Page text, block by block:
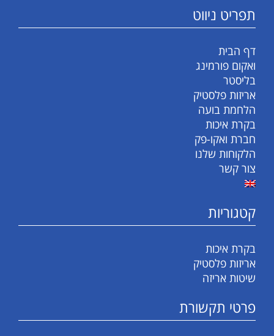
תפריט ניווט
דף הבית
ואקום פורמינג
בליסטר
אריזות פלסטיק
הלחמת בועה
בקרת איכות
חברת ואקו-פק
הלקוחות שלנו
צור קשר
קטגוריות
בקרת איכות
אריזות פלסטיק
שיטות אריזה
פרטי תקשורת